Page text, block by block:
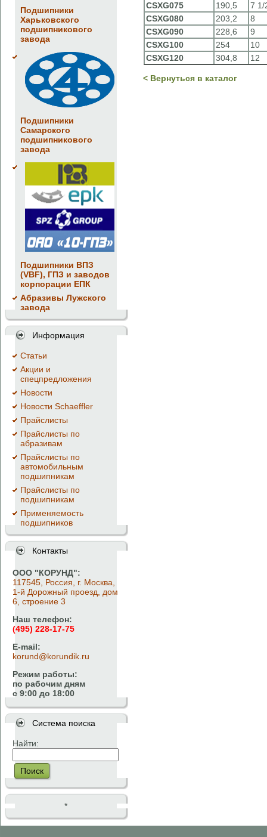
Подшипники
Харьковского
подшипникового
завода
Подшипники
Самарского
подшипникового
завода
Подшипники ВПЗ
(VBF), ГПЗ и заводов
корпорации ЕПК
Абразивы Лужского
завода
Информация
Cтатьи
Акции и
спецпредложения
Новости
Новости Schaeffler
Прайслисты
Прайслисты по
абразивам
Прайслисты по
автомобильным
подшипникам
Прайслисты по
подшипникам
Применяемость
подшипников
Контакты
ООО "КОРУНД":
117545, Россия, г. Москва,
1-й Дорожный проезд, дом
6, строение 3
Наш телефон:
(495) 228-17-75
E-mail:
korund@korundik.ru
Режим работы:
по рабочим дням
с 9:00 до 18:00
Система поиска
Найти:
Поиск
*
CSXG075
190,5
7 1/
CSXG080
203,2
8
CSXG090
228,6
9
CSXG100
254
10
CSXG120
304,8 12
< Вернуться в каталог